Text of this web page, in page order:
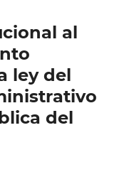
al
ley del
del